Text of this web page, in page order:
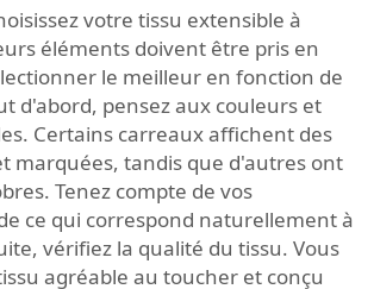
votre tissu extensible à
éléments doivent être pris en
le meilleur en fonction de
d'abord, pensez aux couleurs et
Certains carreaux affichent des
marquées, tandis que d'autres ont
Tenez compte de vos
ce qui correspond naturellement à
vérifiez la qualité du tissu. Vous
agréable au toucher et conçu